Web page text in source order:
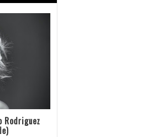
Rodriguez